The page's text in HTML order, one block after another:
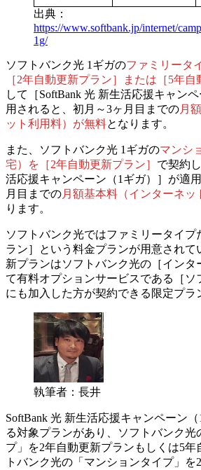
出典：
https://www.softbank.jp/internet/
1g/
ソフトバンク光 1ギガのファミリータ
［2年自動更新プラン］または［5年自
して［SoftBank 光 新生活応援キャン
用されると、 初月～3ヶ月目までの月
ット利用料）が無料となります。
また、ソフトバンク光 1ギガのマンシ
宅）を［2年自動更新プラン］ で契約
活応援キャンペーン（1ギガ）］が適用
月目までの月額基本料（インターネッ
ります。
ソフトバンク光ではファミリータイプ
ラン］という料金プランが用意されて
新プランはソフトバンク光の［インタ
て有料オプションサービスである［ソ
にも加入した方が契約できる限定プラ
執筆者：長井
SoftBank 光 新生活応援キャンペーン
る対象プランがあり、ソフトバンク光
プ」を2年自動更新プランもしくは5年
トバンク光の「マンションタイプ」